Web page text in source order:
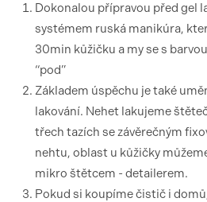
Dokonalou přípravou před gel
systémem ruská manikúra,
30min kůžičku a my se s
“pod”
Základem úspěchu je také
lakování. Nehet lakujeme
třech tazích se závěrečným
nehtu, oblast u kůžičky
mikro štětcem - detailerem.
Pokud si koupíme čistič i